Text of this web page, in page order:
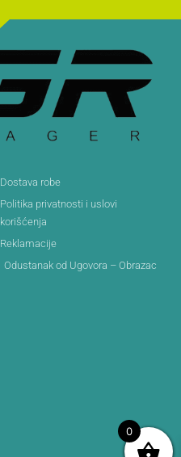
Dostava robe
Politika privatnosti i uslovi
korišćenja
Reklamacije
Odustanak od Ugovora – Obrazac
0